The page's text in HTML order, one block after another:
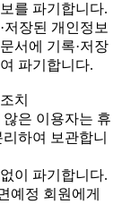
를 파기합니다.
장된 개인정보
서에 기록·저장
파기합니다.
치
은 이용자는 휴
하여 보관합니
이 파기합니다.
예정 회원에게